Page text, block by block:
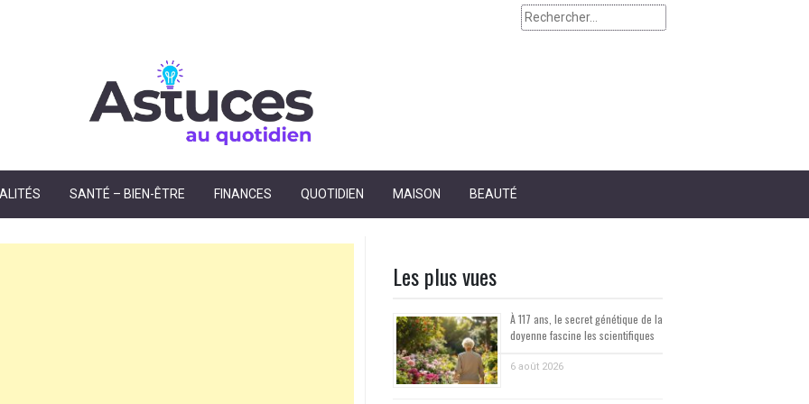
Rechercher :
SANTÉ – BIEN-ÊTRE FINANCES QUOTIDIEN MAISON BEAUTÉ
Les plus vues
À 117 ans, le secret génétique de la
doyenne fascine les scientifiques
6 août 2026